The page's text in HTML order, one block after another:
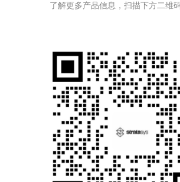
了解更多产品信息，扫描下方二维